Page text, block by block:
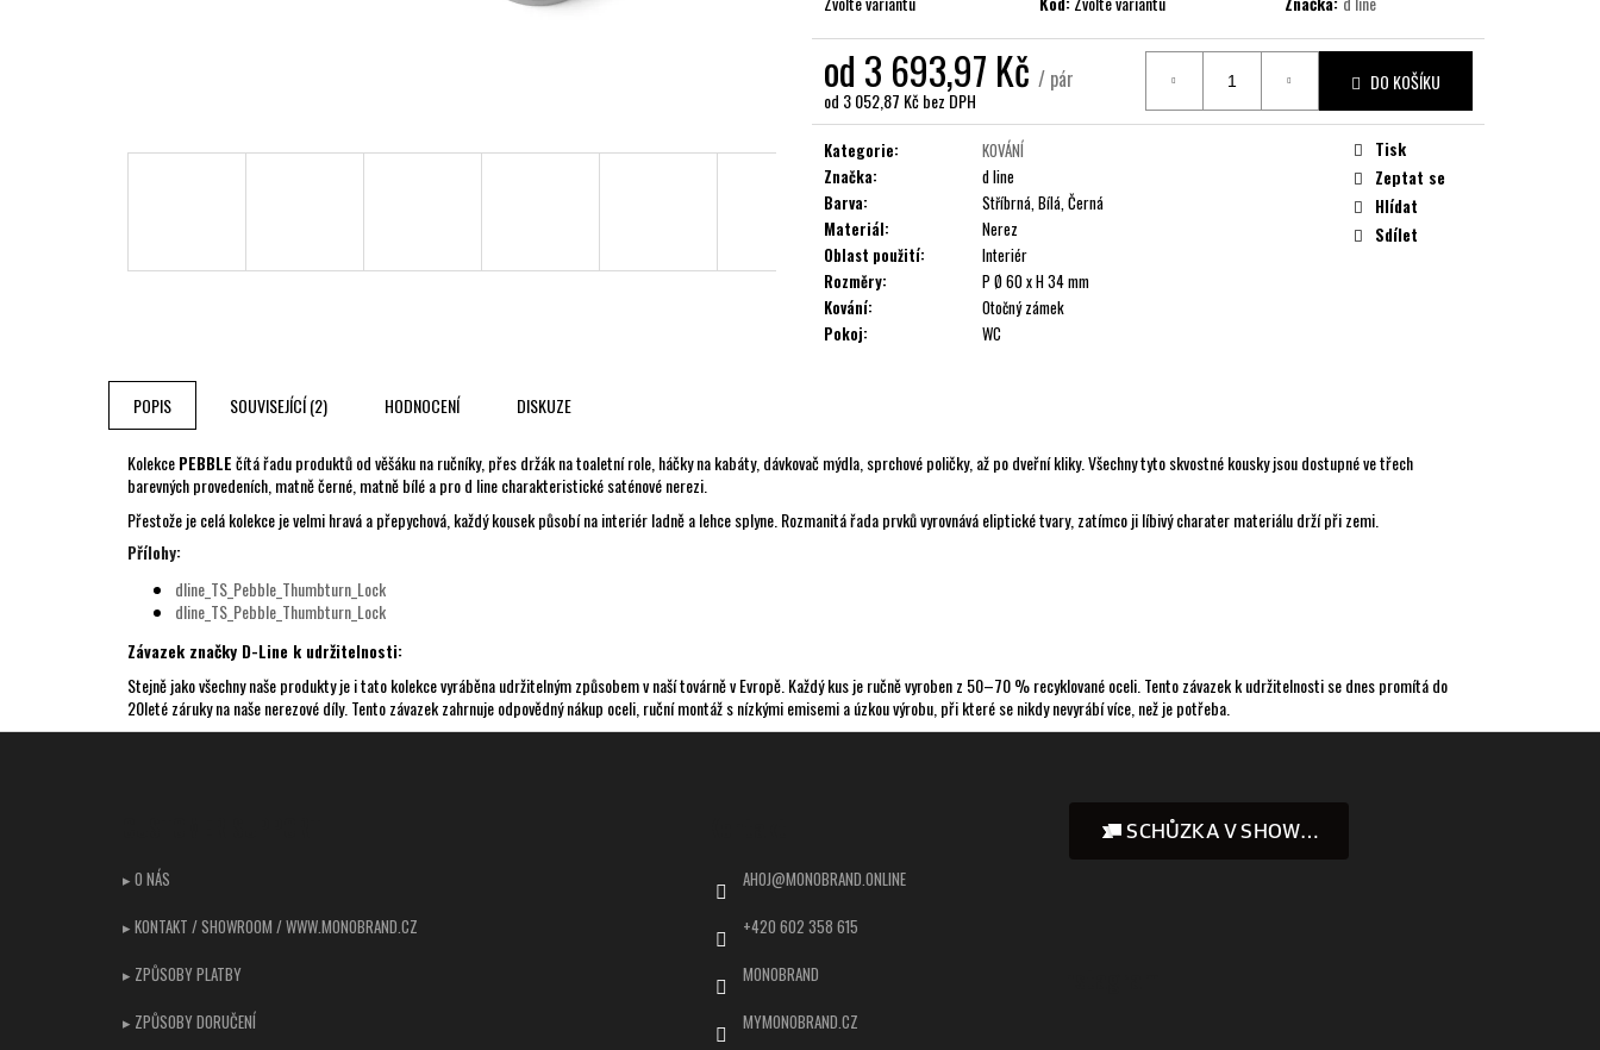
od 3 693,97 Kč / pár
od 3 052,87 Kčbez DPH
Měrná
cena:
DO KOŠÍKU
Kategorie:
KOVÁNÍ
Značka:
d line
Barva:
Stříbrná, Bílá, Černá
Materiál:
Nerez
Oblast použití:
Interiér
Rozměry:
P Ø 60 x H 34 mm
Kování:
Otočný zámek
Pokoj: WC
Tisk
Zeptat se
Hlídat
Sdílet
POPIS SOUVISEJÍCÍ (2) HODNOCENÍ DISKUZE
KolekcePEBBLEčítá řadu produktů od věšáku na ručníky, přes držák na toaletní role, háčky na kabáty, dávkovač mýdla, sprchové poličky, až po dveřní kliky. Všechny tyto skvostné kousky jsou dostupné ve třech
barevných provedeních, matně černé, matně bílé a pro d line charakteristické saténové nerezi.
Přestože je celá kolekce je velmi hravá a přepychová, každý kousek působí na interiér ladně a lehce splyne. Rozmanitá řada prvků vyrovnává eliptické tvary, zatímco ji líbivý charater materiálu drží při zemi.
Přílohy:
dline_TS_Pebble_Thumbturn_Lock
dline_TS_Pebble_Thumbturn_Lock
Závazek značky D-Line k udržitelnosti:
Stejně jako všechny naše produkty je i tato kolekce vyráběna udržitelným způsobem v naší továrně v Evropě. Každý kus je ručně vyroben z 50–70 % recyklované oceli. Tento závazek k udržitelnosti se dnes promítá do
20leté záruky na naše nerezové díly. Tento závazek zahrnuje odpovědný nákup oceli, ruční montáž s nízkými emisemi a úzkou výrobu, při které se nikdy nevyrábí více, než je potřeba.
Z
▸ O NÁS
▸ KONTAKT / SHOWROOM / WWW.MONOBRAND.CZ
▸ ZPŮSOBY PLATBY
▸ ZPŮSOBY DORUČENÍ
AHOJ@MONOBRAND.ONLINE
+420 602 358 615
MONOBRAND
MYMONOBRAND.CZ
SCHŮZKA V SHOWROOMU